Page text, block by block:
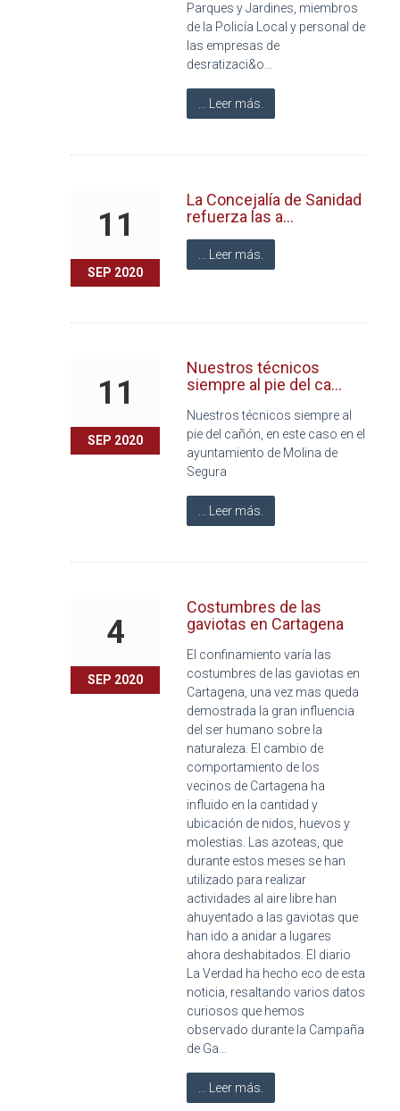
Parques y Jardines, miembros
de la Policía Local y personal de
las empresas de
desratizaci&o...
... Leer más.
11
SEP 2020
La Concejalía de Sanidad
refuerza las a...
... Leer más.
11
SEP 2020
Nuestros técnicos
siempre al pie del ca...
Nuestros técnicos siempre al
pie del cañón, en este caso en el
ayuntamiento de Molina de
Segura
... Leer más.
4
SEP 2020
Costumbres de las
gaviotas en Cartagena
El confinamiento varía las
costumbres de las gaviotas en
Cartagena, una vez mas queda
demostrada la gran influencia
del ser humano sobre la
naturaleza. El cambio de
comportamiento de los
vecinos de Cartagena ha
influido en la cantidad y
ubicación de nidos, huevos y
molestias. Las azoteas, que
durante estos meses se han
utilizado para realizar
actividades al aire libre han
ahuyentado a las gaviotas que
han ido a anidar a lugares
ahora deshabitados. El diario
La Verdad ha hecho eco de esta
noticia, resaltando varios datos
curiosos que hemos
observado durante la Campaña
de Ga...
... Leer más.